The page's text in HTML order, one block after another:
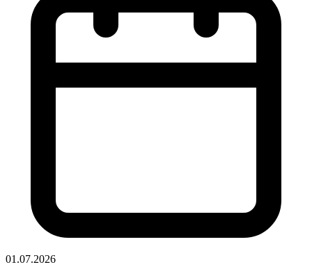
01.07.2026